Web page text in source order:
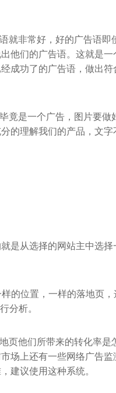
就非常好，好的广告语即
他们的广告语。这就是一
成功了的广告语，做出符
竟是一个广告，图片要做
的理解我们的产品，文字
是从选择的网站主中选择
的位置，一样的落地页，
分析。
页他们所带来的转化率是
场上还有一些网络广告监
建议使用这种系统。